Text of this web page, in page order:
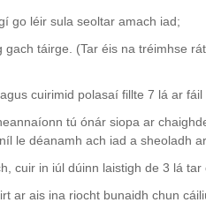
go léir sula seoltar amach iad;
táirge. (Tar éis na tréimhse
cuirimid polasaí fillte 7 lá ar
tú ónár siopa ar
le déanamh ach iad a sheoladh
cuir in iúl dúinn laistigh de 3 lá
ar ais ina riocht bunaidh chun